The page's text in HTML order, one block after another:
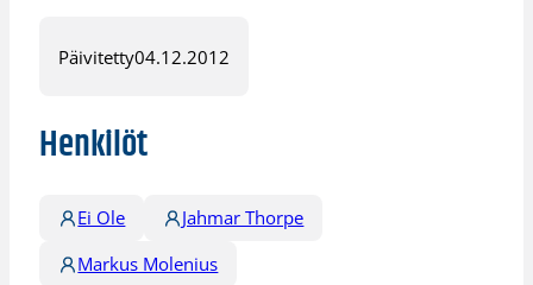
Päivitetty04.12.2012
Henkilöt
Ei Ole
Jahmar Thorpe
Markus Molenius